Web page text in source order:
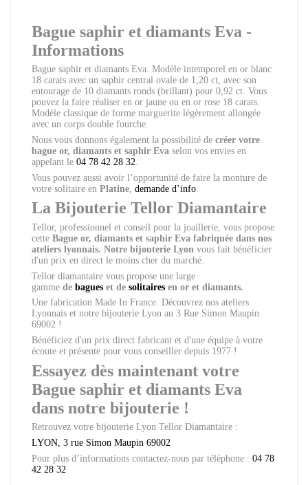
Bague saphir et diamants Eva -
Informations
Bague saphir et diamants Eva. Modèle intemporel en or blanc
18 carats avec un saphir central ovale de 1,20 ct, avec son
entourage de 10 diamants ronds (brillant) pour 0,92 ct. Vous
pouvez la faire réaliser en or jaune ou en or rose 18 carats.
Modèle classique de forme marguerite légèrement allongée
avec un corps double fourche.
Nous vous donnons également la possibilité de créer votre
bague or, diamants et saphir Eva selon vos envies en
appelant le 04 78 42 28 32.
Vous pouvez aussi avoir l’opportunité de faire la monture de
votre solitaire en Platine demande d’info
La Bijouterie Tellor Diamantaire
Tellor, professionnel et conseil pour la joaillerie, vous propose
cette Bague or, diamants et saphir Eva fabriquée dans nos
ateliers lyonnais. Notre bijouterie Lyon vous fait bénéficier
d'un prix en direct le moins cher du marché.
Tellor diamantaire vous propose une large
gamme de bagues et de solitaires en or et diamants.
Une fabrication Made In France. Découvrez nos ateliers
Lyonnais et notre bijouterie Lyon au 3 Rue Simon Maupin
69002 !
Bénéficiez d'un prix direct fabricant et d'une équipe à votre
écoute et présente pour vous conseiller depuis 1977 !
Essayez dès maintenant votre
Bague saphir et diamants Eva
dans notre bijouterie !
Retrouvez votre bijouterie Lyon Tellor Diamantaire :
LYON, 3 rue Simon Maupin 69002
Pour plus d’informations contactez-nous par téléphone : 04 78
42 28 32